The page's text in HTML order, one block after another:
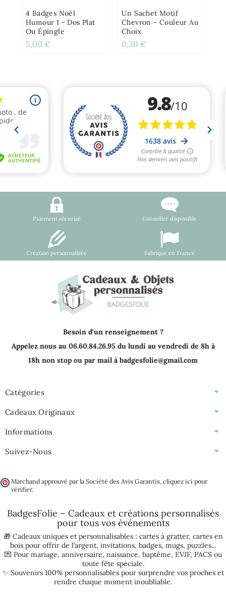
4 Badges Noël
Humour 1 - Dos Plat
Ou Épingle
5,00 €
Un Sachet Motif
Chevron - Couleur Au
Choix
0,30 €
Paiement sécurisé Conseiller disponible
Création personnalisée Fabriqué en France
Besoin d'un renseignement ?
Appelez nous au 06.60.84.26.95 du lundi au vendredi de 8h à
18h non stop ou par mail à badgesfolie@gmail.com
Catégories
Cadeaux Originaux
Informations
Suivez-Nous
Marchand approuvé par la Société des Avis Garantis, cliquez ici pour
vérifier.
BadgesFolie – Cadeaux et créations personnalisés
pour tous vos événements
🎁 Cadeaux uniques et personnalisables : cartes à gratter, cartes en
bois pour offrir de l’argent, invitations, badges, mugs, puzzles...
💌 Pour mariage, anniversaire, naissance, baptême, EVJF, PACSou
toute fête spéciale.
✨ Souvenirs 100% personnalisables pour surprendre vos proches et
rendre chaque moment inoubliable.